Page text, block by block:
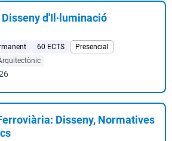
d'Il·luminació
60 ECTS
Presencial
Disseny, Normatives